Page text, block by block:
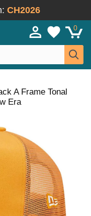
CH2026
0
A Frame Tonal
Era